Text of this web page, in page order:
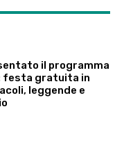
il programma
festa gratuita in
leggende e